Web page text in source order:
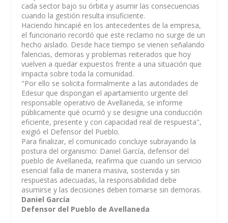
cada sector bajo su órbita y asumir las consecuencias
cuando la gestión resulta insuficiente.
Haciendo hincapié en los antecedentes de la empresa,
el funcionario recordó que este reclamo no surge de un
hecho aislado. Desde hace tiempo se vienen señalando
falencias, demoras y problemas reiterados que hoy
vuelven a quedar expuestos frente a una situación que
impacta sobre toda la comunidad.
"Por ello se solicita formalmente a las autoridades de
Edesur que dispongan el apartamiento urgente del
responsable operativo de Avellaneda, se informe
públicamente qué ocurrió y se designe una conducción
eficiente, presente y con capacidad real de respuesta",
exigió el Defensor del Pueblo.
Para finalizar, el comunicado concluye subrayando la
postura del organismo: Daniel García, defensor del
pueblo de Avellaneda, reafirma que cuando un servicio
esencial falla de manera masiva, sostenida y sin
respuestas adecuadas, la responsabilidad debe
asumirse y las decisiones deben tomarse sin demoras.
Daniel García
Defensor del Pueblo de Avellaneda